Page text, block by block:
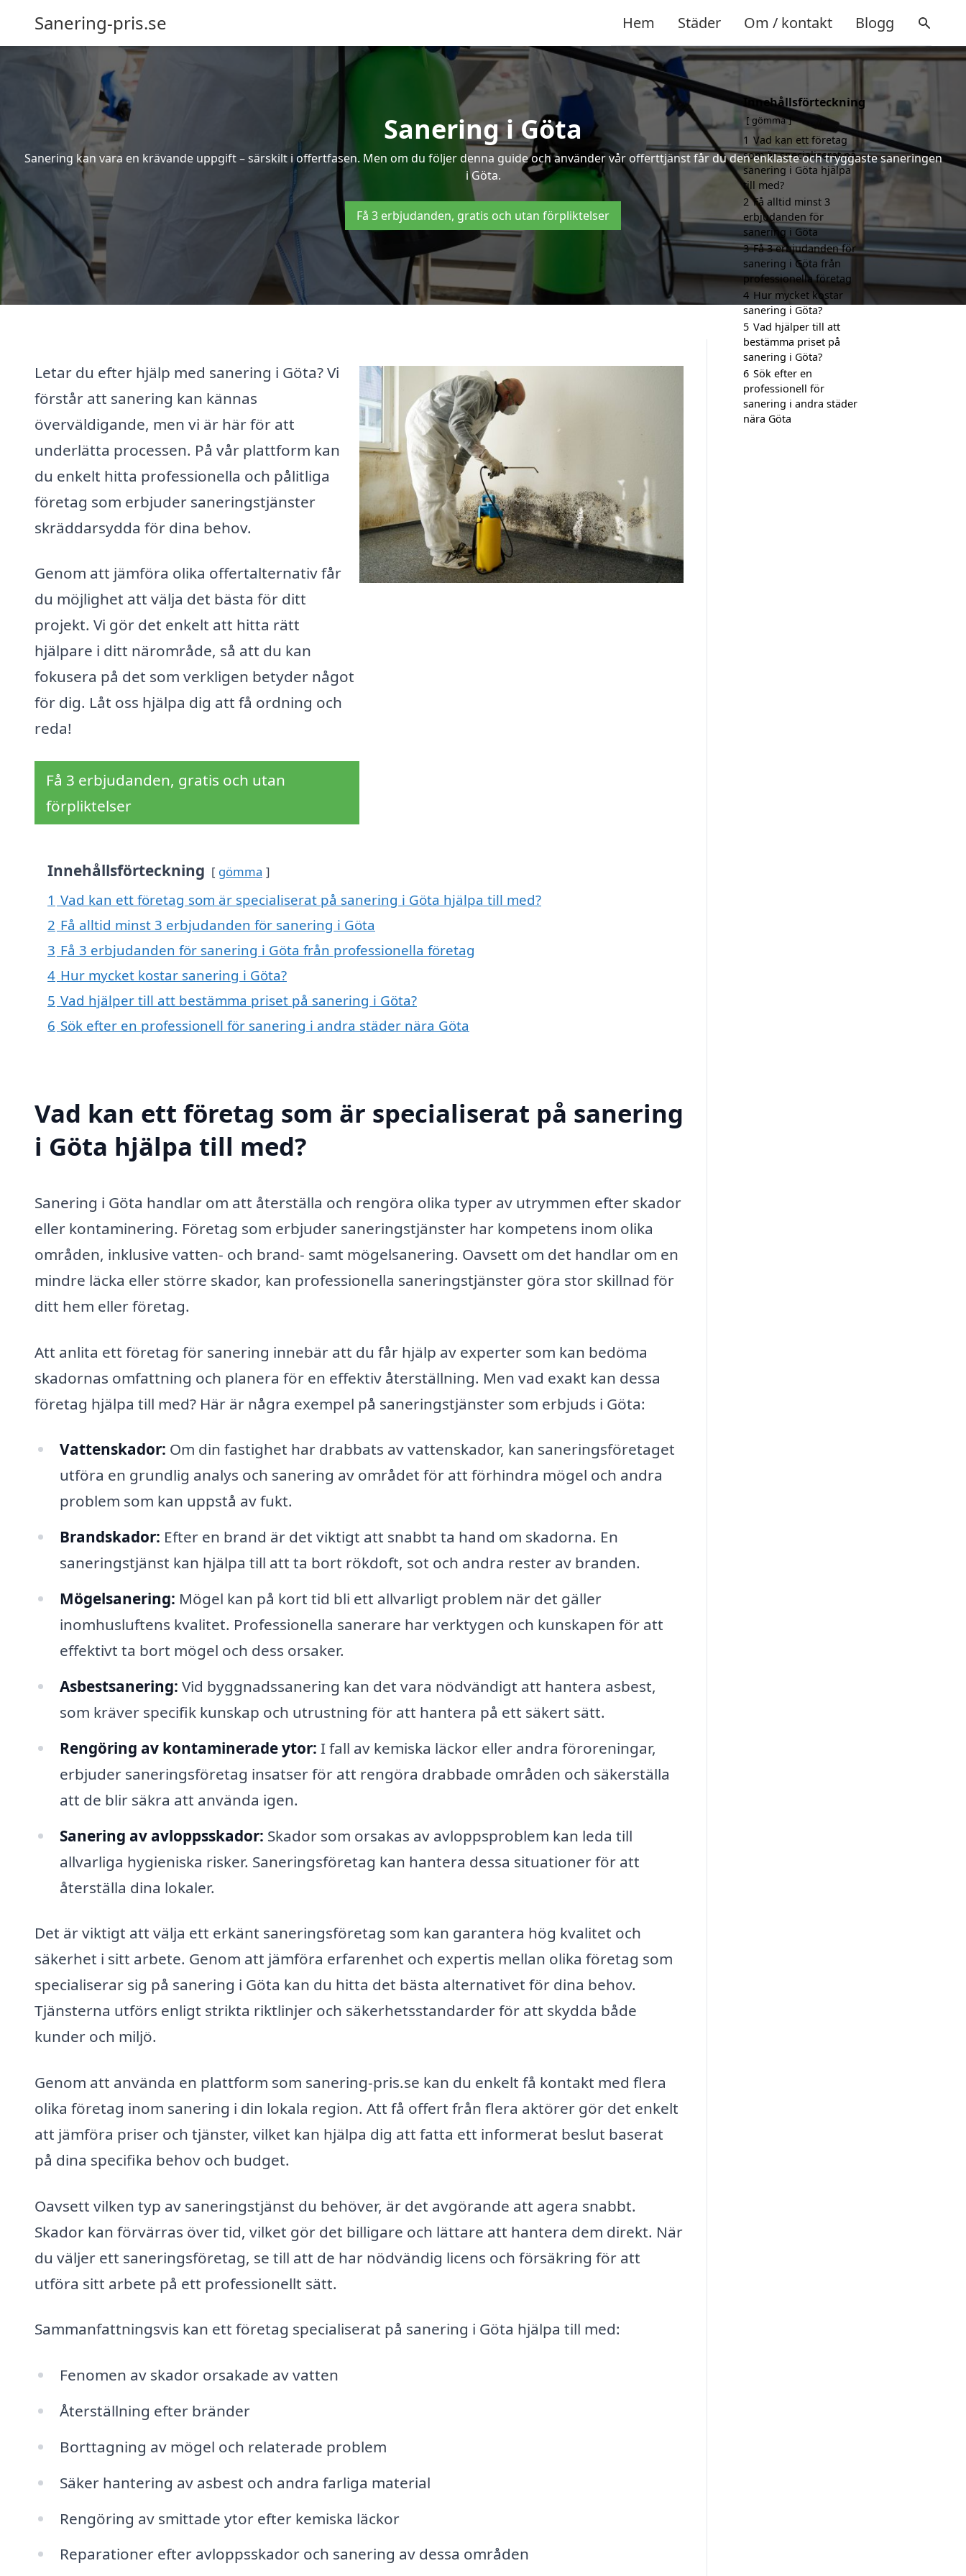
Sanering-pris.se Hem Städer Om / kontakt Blogg
Sanering i Göta
Sanering kan vara en krävande uppgift – särskilt i offertfasen. Men om du följer denna guide och använder vår offerttjänst får du den enklaste och tryggaste saneringen
i Göta.
Få 3 erbjudanden, gratis och utan förpliktelser
Letar du efter hjälp med sanering i Göta? Vi
förstår att sanering kan kännas
överväldigande, men vi är här för att
underlätta processen. På vår plattform kan
du enkelt hitta professionella och pålitliga
företag som erbjuder saneringstjänster
skräddarsydda för dina behov.
Genom att jämföra olika offertalternativ får
du möjlighet att välja det bästa för ditt
projekt. Vi gör det enkelt att hitta rätt
hjälpare i ditt närområde, så att du kan
fokusera på det som verkligen betyder något
för dig. Låt oss hjälpa dig att få ordning och
reda!
Få 3 erbjudanden, gratis och utan
förpliktelser
Innehållsförteckning gömma
1 Vad kan ett företag som är specialiserat på sanering i Göta hjälpa till med?
2 Få alltid minst 3 erbjudanden för sanering i Göta
3 Få 3 erbjudanden för sanering i Göta från professionella företag
4 Hur mycket kostar sanering i Göta?
5 Vad hjälper till att bestämma priset på sanering i Göta?
6 Sök efter en professionell för sanering i andra städer nära Göta
Vad kan ett företag som är specialiserat på sanering
i Göta hjälpa till med?
Sanering i Göta handlar om att återställa och rengöra olika typer av utrymmen efter skador
eller kontaminering. Företag som erbjuder saneringstjänster har kompetens inom olika
områden, inklusive vatten- och brand- samt mögelsanering. Oavsett om det handlar om en
mindre läcka eller större skador, kan professionella saneringstjänster göra stor skillnad för
ditt hem eller företag.
Att anlita ett företag för sanering innebär att du får hjälp av experter som kan bedöma
skadornas omfattning och planera för en effektiv återställning. Men vad exakt kan dessa
företag hjälpa till med? Här är några exempel på saneringstjänster som erbjuds i Göta:
Vattenskador: Om din fastighet har drabbats av vattenskador, kan saneringsföretaget
utföra en grundlig analys och sanering av området för att förhindra mögel och andra
problem som kan uppstå av fukt.
Brandskador: Efter en brand är det viktigt att snabbt ta hand om skadorna. En
saneringstjänst kan hjälpa till att ta bort rökdoft, sot och andra rester av branden.
Mögelsanering: Mögel kan på kort tid bli ett allvarligt problem när det gäller
inomhusluftens kvalitet. Professionella sanerare har verktygen och kunskapen för att
effektivt ta bort mögel och dess orsaker.
Asbestsanering: Vid byggnadssanering kan det vara nödvändigt att hantera asbest,
som kräver specifik kunskap och utrustning för att hantera på ett säkert sätt.
Rengöring av kontaminerade ytor: I fall av kemiska läckor eller andra föroreningar,
erbjuder saneringsföretag insatser för att rengöra drabbade områden och säkerställa
att de blir säkra att använda igen.
Sanering av avloppsskador: Skador som orsakas av avloppsproblem kan leda till
allvarliga hygieniska risker. Saneringsföretag kan hantera dessa situationer för att
återställa dina lokaler.
Det är viktigt att välja ett erkänt saneringsföretag som kan garantera hög kvalitet och
säkerhet i sitt arbete. Genom att jämföra erfarenhet och expertis mellan olika företag som
specialiserar sig på sanering i Göta kan du hitta det bästa alternativet för dina behov.
Tjänsterna utförs enligt strikta riktlinjer och säkerhetsstandarder för att skydda både
kunder och miljö.
Genom att använda en plattform som sanering-pris.se kan du enkelt få kontakt med flera
olika företag inom sanering i din lokala region. Att få offert från flera aktörer gör det enkelt
att jämföra priser och tjänster, vilket kan hjälpa dig att fatta ett informerat beslut baserat
på dina specifika behov och budget.
Oavsett vilken typ av saneringstjänst du behöver, är det avgörande att agera snabbt.
Skador kan förvärras över tid, vilket gör det billigare och lättare att hantera dem direkt. När
du väljer ett saneringsföretag, se till att de har nödvändig licens och försäkring för att
utföra sitt arbete på ett professionellt sätt.
Sammanfattningsvis kan ett företag specialiserat på sanering i Göta hjälpa till med:
Fenomen av skador orsakade av vatten
Återställning efter bränder
Borttagning av mögel och relaterade problem
Säker hantering av asbest och andra farliga material
Rengöring av smittade ytor efter kemiska läckor
Reparationer efter avloppsskador och sanering av dessa områden
Innehållsförteckning
gömma
1 Vad kan ett företag
som är specialiserat på
sanering i Göta hjälpa
till med?
2 Få alltid minst 3
erbjudanden för
sanering i Göta
3 Få 3 erbjudanden för
sanering i Göta från
professionella företag
4 Hur mycket kostar
sanering i Göta?
5 Vad hjälper till att
bestämma priset på
sanering i Göta?
6 Sök efter en
professionell för
sanering i andra städer
nära Göta